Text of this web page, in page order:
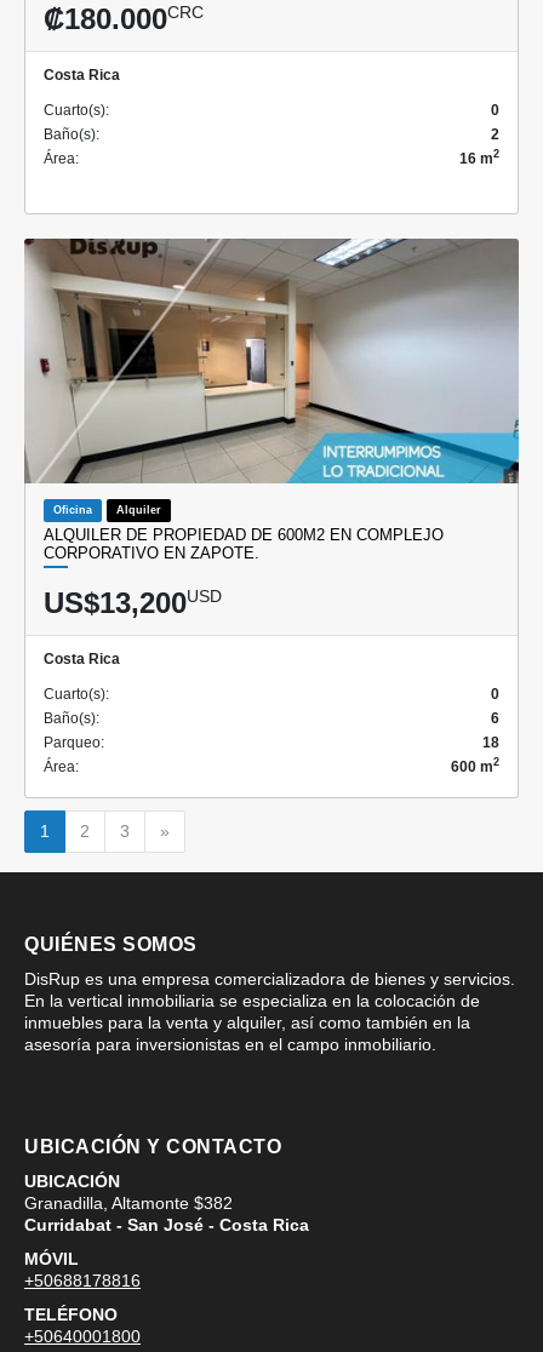
₡180.000CRC
Costa Rica
Cuarto(s):
0
Baño(s):
2
Área:
16 m2
Oficina Alquiler
ALQUILER DE PROPIEDAD DE 600M2 EN COMPLEJO
CORPORATIVO EN ZAPOTE.
US$13,200USD
Costa Rica
Cuarto(s):
0
Baño(s):
6
Parqueo:
18
Área:
600 m2
1 2 3 »
QUIÉNES SOMOS
DisRup es una empresa comercializadora de bienes y servicios.
En la vertical inmobiliaria se especializa en la colocación de
inmuebles para la venta y alquiler, así como también en la
asesoría para inversionistas en el campo inmobiliario.
UBICACIÓN Y CONTACTO
UBICACIÓN
Granadilla, Altamonte $382
Curridabat - San José - Costa Rica
MÓVIL
+50688178816
TELÉFONO
+50640001800